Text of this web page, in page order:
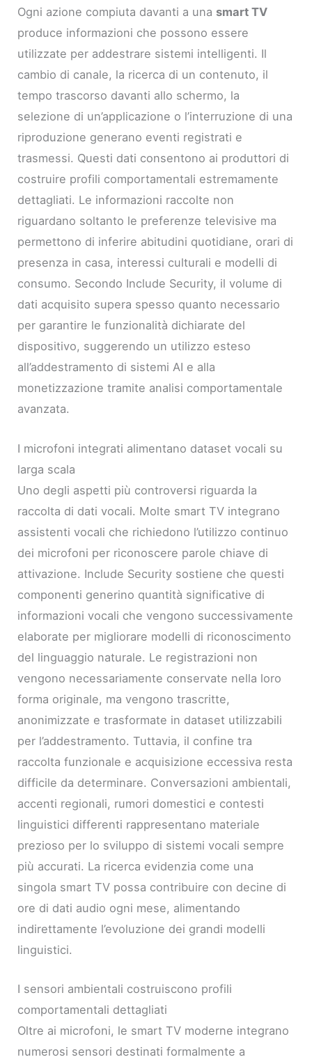
Ogni azione compiuta davanti a una smart TV
produce informazioni che possono essere
utilizzate per addestrare sistemi intelligenti. Il
cambio di canale, la ricerca di un contenuto, il
tempo trascorso davanti allo schermo, la
selezione di un’applicazione o l’interruzione di una
riproduzione generano eventi registrati e
trasmessi. Questi dati consentono ai produttori di
costruire profili comportamentali estremamente
dettagliati. Le informazioni raccolte non
riguardano soltanto le preferenze televisive ma
permettono di inferire abitudini quotidiane, orari di
presenza in casa, interessi culturali e modelli di
consumo. Secondo Include Security, il volume di
dati acquisito supera spesso quanto necessario
per garantire le funzionalità dichiarate del
dispositivo, suggerendo un utilizzo esteso
all’addestramento di sistemi AI e alla
monetizzazione tramite analisi comportamentale
avanzata.
I microfoni integrati alimentano dataset vocali su
larga scala
Uno degli aspetti più controversi riguarda la
raccolta di dati vocali. Molte smart TV integrano
assistenti vocali che richiedono l’utilizzo continuo
dei microfoni per riconoscere parole chiave di
attivazione. Include Security sostiene che questi
componenti generino quantità significative di
informazioni vocali che vengono successivamente
elaborate per migliorare modelli di riconoscimento
del linguaggio naturale. Le registrazioni non
vengono necessariamente conservate nella loro
forma originale, ma vengono trascritte,
anonimizzate e trasformate in dataset utilizzabili
per l’addestramento. Tuttavia, il confine tra
raccolta funzionale e acquisizione eccessiva resta
difficile da determinare. Conversazioni ambientali,
accenti regionali, rumori domestici e contesti
linguistici differenti rappresentano materiale
prezioso per lo sviluppo di sistemi vocali sempre
più accurati. La ricerca evidenzia come una
singola smart TV possa contribuire con decine di
ore di dati audio ogni mese, alimentando
indirettamente l’evoluzione dei grandi modelli
linguistici.
I sensori ambientali costruiscono profili
comportamentali dettagliati
Oltre ai microfoni, le smart TV moderne integrano
numerosi sensori destinati formalmente a